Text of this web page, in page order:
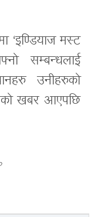
मस्ट
सम्बन्धलाई
उनीहरुको
खबर आएपछि